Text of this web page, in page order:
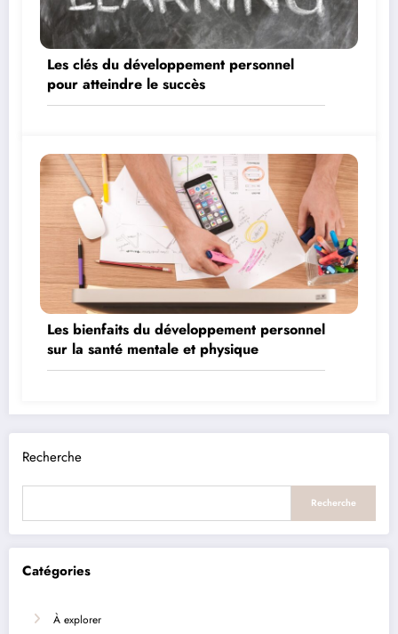
Les clés du développement personnel
pour atteindre le succès
Les bienfaits du développement personnel
sur la santé mentale et physique
Recherche
Recherche
Catégories
À explorer